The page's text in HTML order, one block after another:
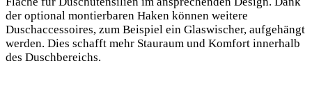
der optional montierbaren Haken können weitere
Duschaccessoires, zum Beispiel ein Glaswischer, aufgehängt
werden. Dies schafft mehr Stauraum und Komfort innerhalb
des Duschbereichs.